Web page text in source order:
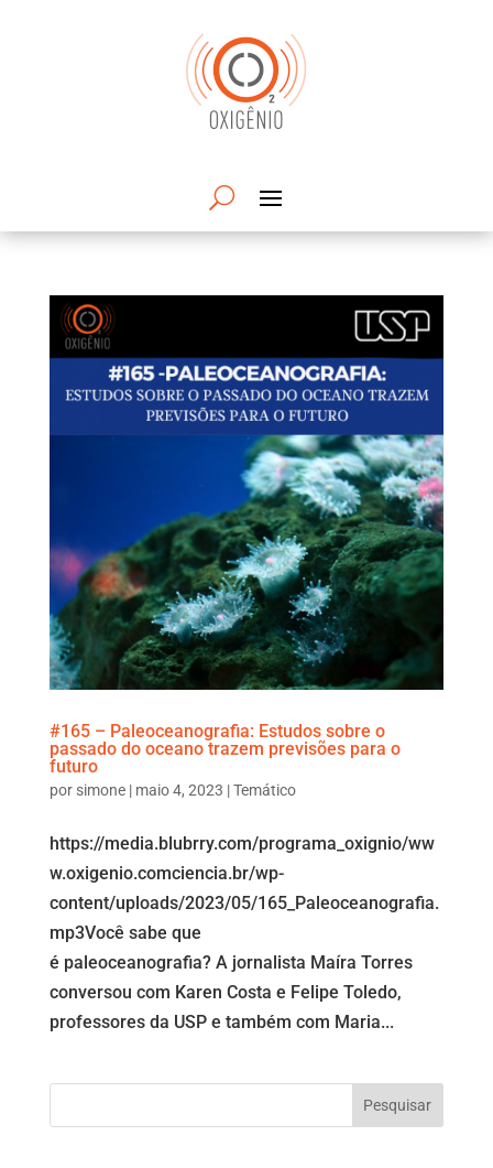
#165 – Paleoceanografia: Estudos sobre o
passado do oceano trazem previsões para o
futuro
por simone| maio 4, 2023 |Temático
https://media.blubrry.com/programa_oxignio/ww
w.oxigenio.comciencia.br/wp-
content/uploads/2023/05/165_Paleoceanografia.
mp3Você sabe que
é paleoceanografia? A jornalista Maíra Torres
conversou com Karen Costa e Felipe Toledo,
professores da USP e também com Maria...